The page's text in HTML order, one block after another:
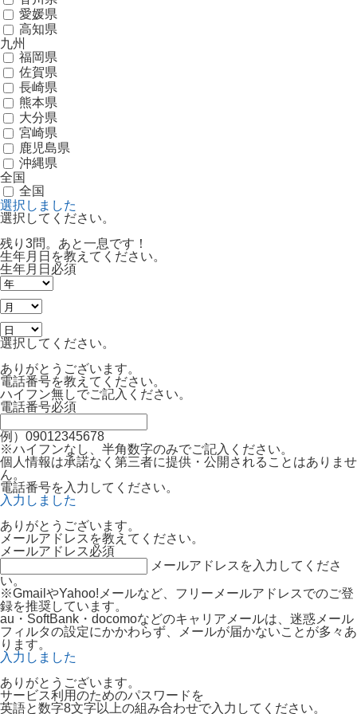
愛媛県
高知県
九州
福岡県
佐賀県
長崎県
熊本県
大分県
宮崎県
鹿児島県
沖縄県
全国
全国
選択しました
選択してください。
残り3問。あと一息です！
生年月日を教えてください。
生年月日 必須
選択してください。
ありがとうございます。
電話番号を教えてください。
ハイフン無しでご記入ください。
電話番号必須
例）09012345678
※ハイフンなし、半角数字のみでご記入ください。
個人情報は承諾なく第三者に提供・公開されることはありませ
ん。
電話番号を入力してください。
入力しました
ありがとうございます。
メールアドレスを教えてください。
メールアドレス必須
メールアドレスを入力してくださ
い。
※GmailやYahoo!メールなど、フリーメールアドレスでのご登
録を推奨しています。
au・SoftBank・docomoなどのキャリアメールは、迷惑メール
フィルタの設定にかかわらず、メールが届かないことが多々あ
ります。
入力しました
ありがとうございます。
サービス利用のためのパスワードを
英語と数字8文字以上の組み合わせで入力してください。